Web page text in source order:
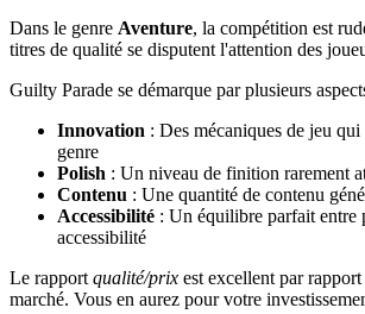
Dans le genre Aventure, la compétition est
titres de qualité se disputent l'attention des
Guilty Parade se démarque par plusieurs
Innovation : Des mécaniques de jeu
genre
Polish : Un niveau de finition rarement
Contenu : Une quantité de contenu
Accessibilité : Un équilibre parfait entre
accessibilité
Le rapport qualité/prix est excellent par
marché. Vous en aurez pour votre